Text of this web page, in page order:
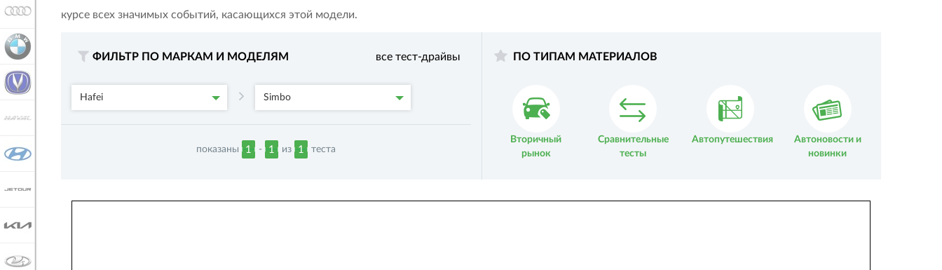
курсе всех значимых событий, касающихся этой модели.
ФИЛЬТР ПО МАРКАМ И МОДЕЛЯМ все тест-драйвы
Hafei Simbo
показаны 1 - 1 из 1 теста
ПО ТИПАМ МАТЕРИАЛОВ
Вторичный
рынок
Сравнительные
тесты
Автопутешествия
Автоновости и
новинки